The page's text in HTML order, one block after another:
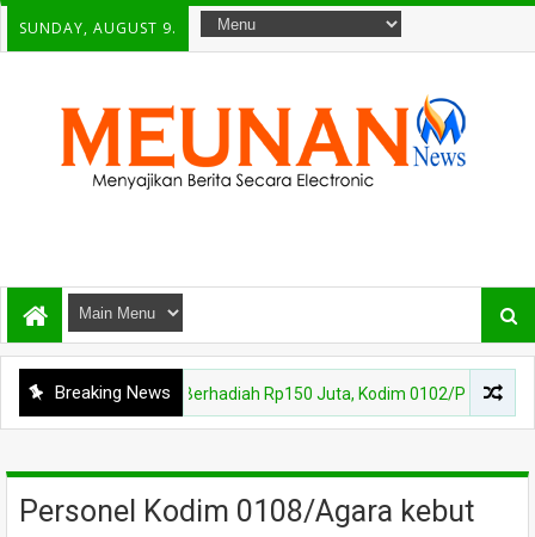
SUNDAY, AUGUST 9.
Breaking News
Putih Berhadiah Rp150 Juta, Kodim 0102/Pidie Ajak 31
Personel Kodim 0108/Agara kebut